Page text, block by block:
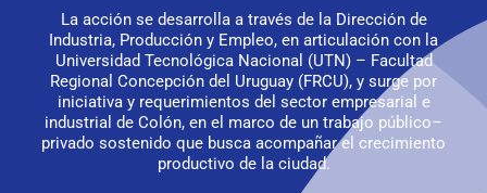
La acción se desarrolla a través de la Dirección de
Industria, Producción y Empleo, en articulación con la
Universidad Tecnológica Nacional (UTN) – Facultad
Regional Concepción del Uruguay (FRCU), y surge por
iniciativa y requerimientos del sector empresarial e
industrial de Colón, en el marco de un trabajo público–
privado sostenido que busca acompañar el crecimiento
productivo de la ciudad.